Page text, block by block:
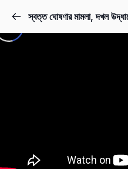
স্বত্ত ঘোষণার মামলা, দখল